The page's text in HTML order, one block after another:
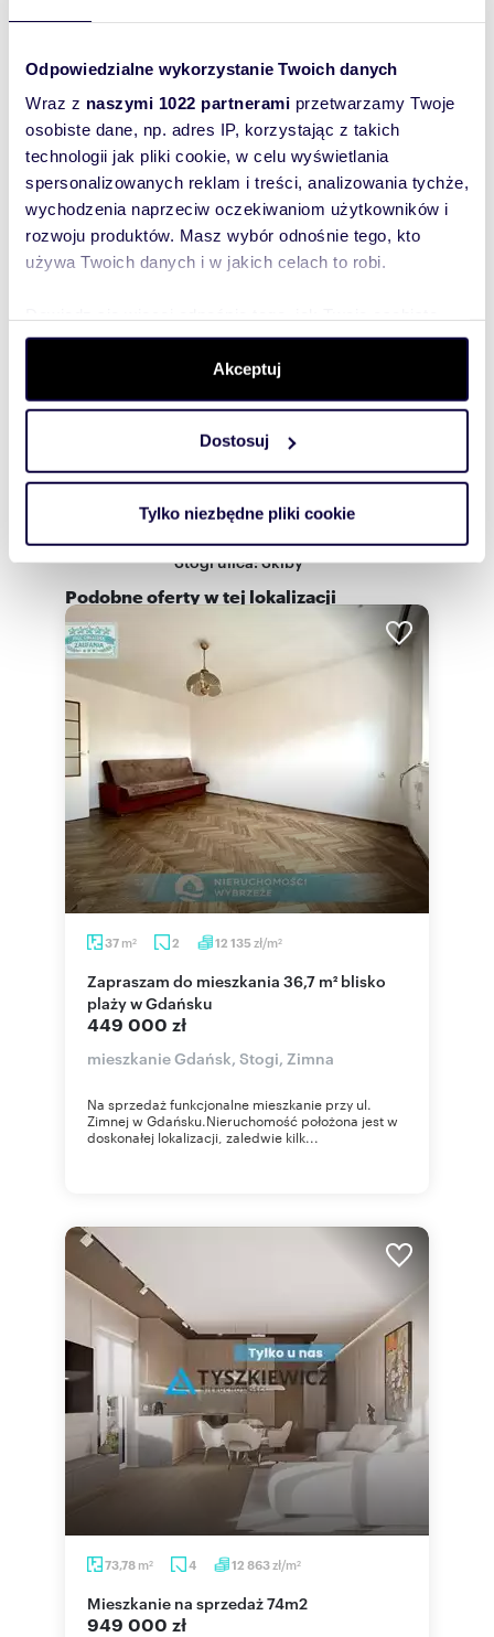
Odpowiedzialne wykorzystanie Twoich danych
Wraz z naszymi 1022 partnerami przetwarzamy Twoje
osobiste dane, np. adres IP, korzystając z takich
technologii jak pliki cookie, w celu wyświetlania
spersonalizowanych reklam i treści, analizowania tychże,
wychodzenia naprzeciw oczekiwaniom użytkowników i
rozwoju produktów. Masz wybór odnośnie tego, kto
używa Twoich danych i w jakich celach to robi.
dane są przetwarzane oraz ustaw własne preferencje w
. W Deklaracji plików cookie możesz
zmienić lub wycofać swoją zgodę w dowolnej chwili.
Wykorzystujemy pliki cookie do spersonalizowania treści
i reklam, aby oferować funkcje społecznościowe i
korzystasz z naszej witryny, udostępniamy partnerom
otrzymanymi od Ciebie lub uzyskanymi podczas
korzystania z ich usług.
Akceptuj
Dostosuj
Tylko niezbędne pliki cookie
rozwijającej się dzielnicy blisko morza, zadzwoń,
atuty tej oferty na żywo.
Chcesz poznać więcej szczegółów tej oferty? A
może chcesz negocjować cenę?
Skontaktuj się z nami.
Rozwiń opis
na sprzedaż
Liczba
4
a całkowita:
Lokalizacja: województwo:pomorskie
Gdańskgmina:Gdańsk
miejscowość:Gdańskdzielnica:
Stogiulica:Skiby
Podobne oferty w tej lokalizacji
37 m2 2 12 135 zł/m2
Zapraszam do mieszkania 36,7 m² blisko
plaży w Gdańsku
449 000 zł
mieszkanie Gdańsk, Stogi, Zimna
Na sprzedaż funkcjonalne mieszkanie przy ul.
Zimnej w Gdańsku.Nieruchomość położona jest w
doskonałej lokalizacji, zaledwie kilk...
73,78 m2 4 12 863zł/m2
mieszkanie na sprzedaż 74m2
949 000 zł